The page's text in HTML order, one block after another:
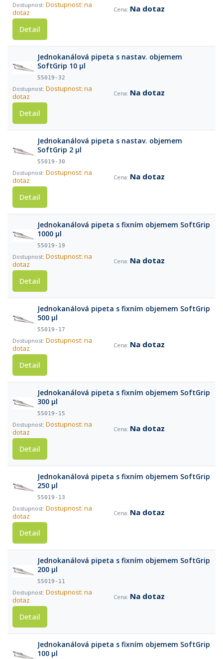
Dostupnost: na
dotaz
Na dotaz
Detail
Jednokanálová pipeta s nastav. objemem
SoftGrip 10 µl
55019-32
Dostupnost: na
dotaz
Na dotaz
Detail
Jednokanálová pipeta s nastav. objemem
SoftGrip 2 µl
55019-30
Dostupnost: na
dotaz
Na dotaz
Detail
Jednokanálová pipeta s fixním objemem SoftGrip
1000 µl
55019-19
Dostupnost: na
dotaz
Na dotaz
Detail
Jednokanálová pipeta s fixním objemem SoftGrip
500 µl
55019-17
Dostupnost: na
dotaz
Na dotaz
Detail
Jednokanálová pipeta s fixním objemem SoftGrip
300 µl
55019-15
Dostupnost: na
dotaz
Na dotaz
Detail
Jednokanálová pipeta s fixním objemem SoftGrip
250 µl
55019-13
Dostupnost: na
dotaz
Na dotaz
Detail
Jednokanálová pipeta s fixním objemem SoftGrip
200 µl
55019-11
Dostupnost: na
dotaz
Na dotaz
Detail
Jednokanálová pipeta s fixním objemem SoftGrip
100 µl